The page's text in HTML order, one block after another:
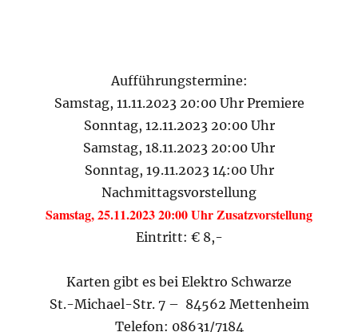
Aufführungstermine:
Samstag, 11.11.2023 20:00 Uhr Premiere
Sonntag, 12.11.2023 20:00 Uhr
Samstag, 18.11.2023 20:00 Uhr
Sonntag, 19.11.2023 14:00 Uhr
Nachmittagsvorstellung
Samstag, 25.11.2023 20:00 Uhr Zusatzvorstellung
Eintritt: € 8,-
Karten gibt es bei Elektro Schwarze
St.-Michael-Str. 7 – 84562 Mettenheim
Telefon: 08631/7184